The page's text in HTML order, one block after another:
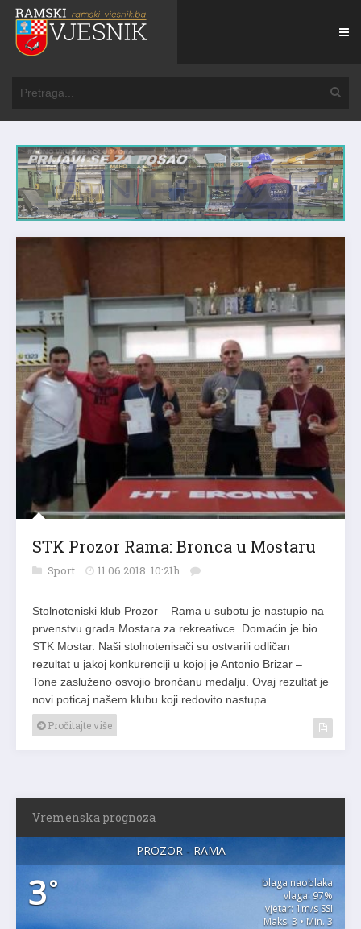
STK Prozor Rama: Bronca u Mostaru
Sport 11.06.2018. 10:21h
Stolnoteniski klub Prozor – Rama u subotu je nastupio na
prvenstvu grada Mostara za rekreativce. Domaćin je bio
STK Mostar. Naši stolnotenisači su ostvarili odličan
rezultat u jakoj konkurenciji u kojoj je Antonio Brizar –
Tone zasluženo osvojio brončanu medalju. Ovaj rezultat je
novi poticaj našem klubu koji redovito nastupa…
Pročitajte više
Vremenska prognoza
PROZOR - RAMA
3°
blaga naoblaka
vlaga: 97%
vjetar: 1m/s SSI
Maks. 3 • Min. 3